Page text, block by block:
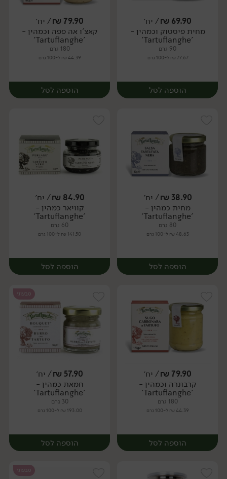
יח׳ יח׳
69.90
₪/ יח׳
מחית פיסטוק וכמהין -
'Tartuflanghe'
90 גרם
77.67 ₪ ל-100 גרם
הוספה לסל
יח׳
79.90
₪/ יח׳
קאצ'ו אה פפה וכמהין -
'Tartuflanghe'
180 גרם
44.39 ₪ ל-100 גרם
הוספה לסל
יח׳
38.90
₪/ יח׳
מחית כמהין -
'Tartuflanghe'
80 גרם
48.63 ₪ ל-100 גרם
הוספה לסל
יח׳
84.90
₪/ יח׳
קוויאר כמהין -
'Tartuflanghe'
60 גרם
141.50 ₪ ל-100 גרם
הוספה לסל
יח׳
79.90
₪/ יח׳
קרבונרה וכמהין -
'Tartuflanghe'
180 גרם
44.39 ₪ ל-100 גרם
הוספה לסל
טבעוני
57.90
₪/ יח׳
חמאת כמהין -
'Tartuflanghe'
30 גרם
193.00 ₪ ל-100 גרם
הוספה לסל
טבעוני